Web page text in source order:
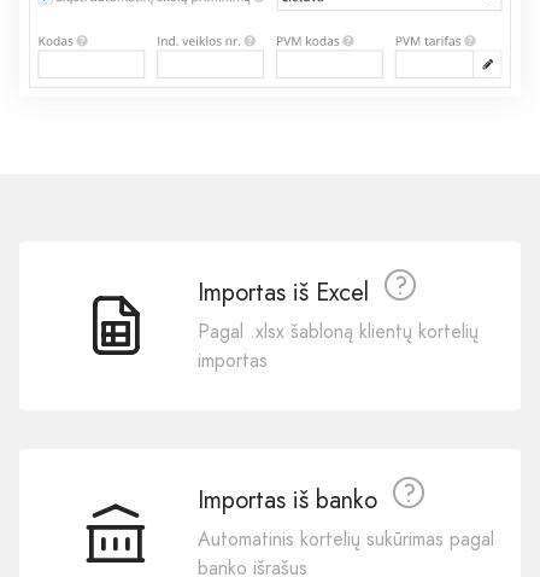
Importas iš Excel
Pagal .xlsx šabloną klientų kortelių
importas
Importas iš banko
Automatinis kortelių sukūrimas pagal
banko išrašus